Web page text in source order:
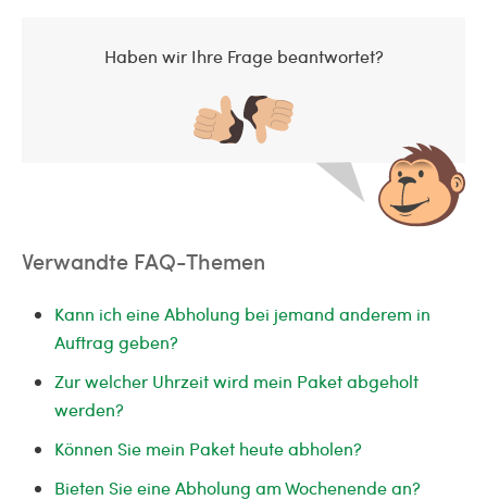
Haben wir Ihre Frage beantwortet?
Verwandte FAQ-Themen
Kann ich eine Abholung bei jemand anderem in
Auftrag geben?
Zur welcher Uhrzeit wird mein Paket abgeholt
werden?
Können Sie mein Paket heute abholen?
Bieten Sie eine Abholung am Wochenende an?